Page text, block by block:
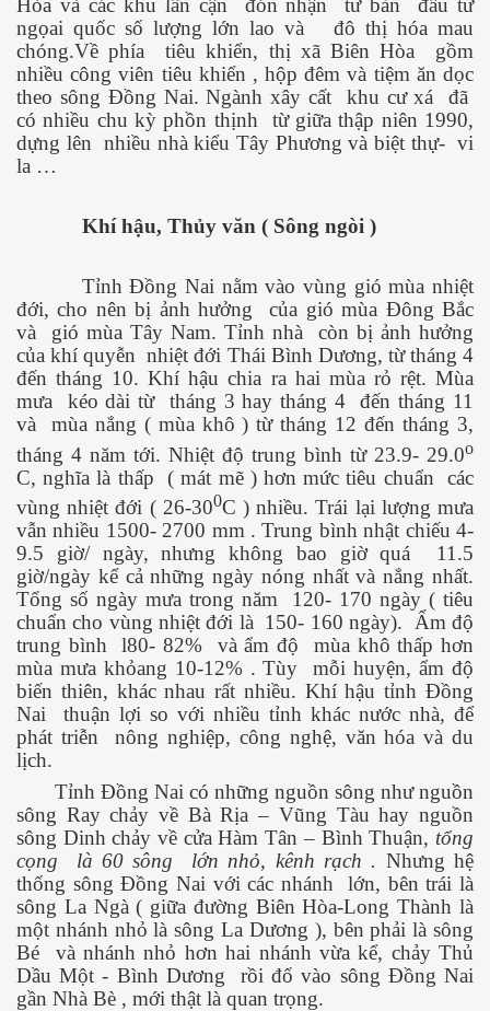
Hòa và các khu lân cận
đón nhận tư bản
đầu tư
ngọai quốc số lượng lớn lao và
đô thị hóa mau
chóng.Về phía
tiêu khiển, thị xã Biên Hòa
gồm
nhiều công viên tiêu khiển , hộp đêm và tiệm ăn dọc
theo sông Đồng Nai. Ngành xây cất
khu cư xá
đã
có nhiều chu kỳ phồn thịnh
từ giữa thập niên 1990,
dựng lên nhiều nhà kiểu Tây Phương và biệt thự- vi
la …
Khí hậu, Thủy văn ( Sông ngòi )
Tỉnh Đồng Nai nằm vào vùng gió mùa nhiệt
đới, cho nên bị ảnh hưởng
của gió mùa Đông Bắc
và
gió mùa Tây Nam. Tỉnh nhà
còn bị ảnh hưởng
của khí quyễn nhiệt đới Thái Bình Dương, từ tháng 4
đến tháng 10. Khí hậu chia ra hai mùa rỏ rệt. Mùa
mưa
kéo dài từ tháng 3 hay tháng 4
đến tháng 11
và
mùa nắng ( mùa khô ) từ tháng 12 đến tháng 3,
tháng 4 năm tới. Nhiệt độ trung bình từ 23.9- 29.0o
C, nghĩa là thấp ( mát mẽ ) hơn mức tiêu chuẩn
các
vùng nhiệt đới ( 26-300C ) nhiều. Trái lại lượng mưa
vẫn nhiều 1500- 2700 mm . Trung bình nhật chiếu 4-
9.5 giờ/ ngày, nhưng không bao giờ quá
11.5
giờ/ngày kể cả những ngày nóng nhất và nắng nhất.
Tổng số ngày mưa trong năm
120- 170 ngày ( tiêu
chuẩn cho vùng nhiệt đới là 150- 160 ngày).
Ẩm độ
trung bình
l80- 82% và ẩm độ
mùa khô thấp hơn
mùa mưa khỏang 10-12% . Tùy
mỗi huyện, ẩm độ
biến thiên, khác nhau rất nhiều. Khí hậu tỉnh Đồng
Nai
thuận lợi so với nhiều tỉnh khác nước nhà, để
phát triễn
nông nghiệp, công nghệ, văn hóa và du
lịch.
Tỉnh Đồng Nai có những nguồn sông như nguồn
sông Ray chảy về Bà Rịa – Vũng Tàu hay nguồn
sông Dinh chảy về cửa Hàm Tân – Bình Thuận, tổng
cọng
là 60 sông lớn nhỏ, kênh rạch . Nhưng hệ
thống sông Đồng Nai với các nhánh
lớn, bên trái là
sông La Ngà ( giữa đường Biên Hòa-Long Thành là
một nhánh nhỏ là sông La Dương ), bên phải là sông
Bé
và nhánh nhỏ hơn hai nhánh vừa kể, chảy Thủ
Dầu Một - Bình Dương
rồi đổ vào sông Đồng Nai
gần Nhà Bè , mới thật là quan trọng.
tại và tương lai
2
y
nhà kiếng